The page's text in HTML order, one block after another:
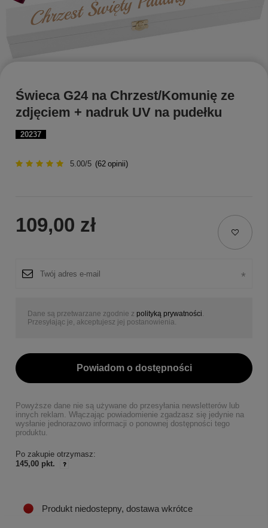
20237
Świeca G24 na Chrzest/Komunię ze
zdjęciem + nadruk UV na pudełku
5.00/5 (62 opinii)
109,00 zł
Dane są przetwarzane zgodnie z polityką prywatności
Przesyłając je, akceptujesz jej postanowienia.
Powiadom o dostępności
Powyższe dane nie są używane do przesyłania newsletterów lub
innych reklam. Włączając powiadomienie zgadzasz się jedynie na
wysłanie jednorazowo informacji o ponownej dostępności tego
produktu.
Po zakupie otrzymasz:
145,00 pkt.
Produkt niedostepny, dostawa wkrótce